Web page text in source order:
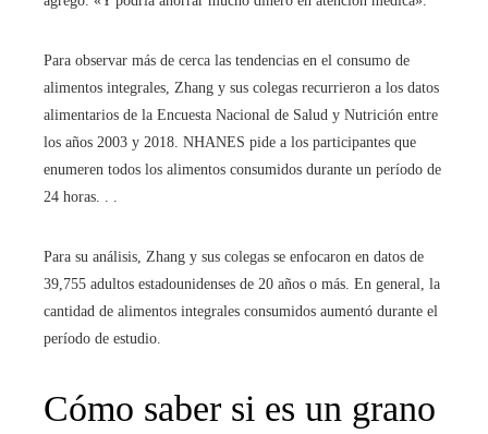
Para observar más de cerca las tendencias en el consumo de
alimentos integrales, Zhang y sus colegas recurrieron a los datos
alimentarios de la Encuesta Nacional de Salud y Nutrición entre
los años 2003 y 2018. NHANES pide a los participantes que
enumeren todos los alimentos consumidos durante un período de
24 horas. . .
Para su análisis, Zhang y sus colegas se enfocaron en datos de
39,755 adultos estadounidenses de 20 años o más. En general, la
cantidad de alimentos integrales consumidos aumentó durante el
período de estudio.
Cómo saber si es un grano